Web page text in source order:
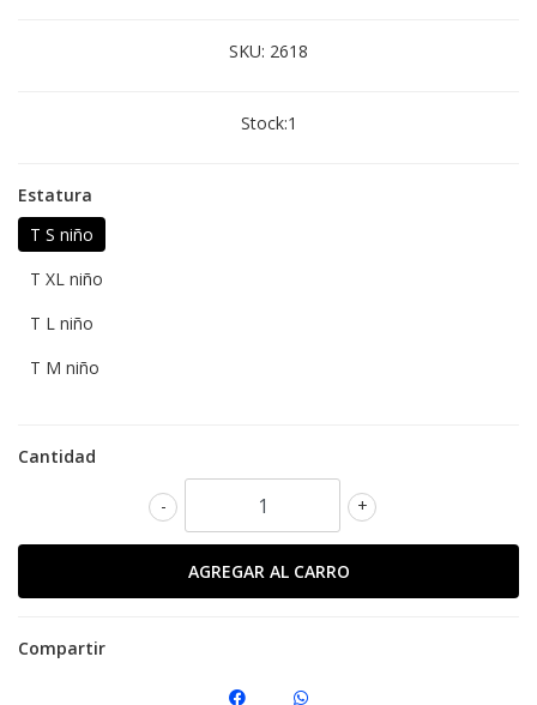
SKU: 2618
Stock:1
Estatura
T S niño
T XL niño
T L niño
T M niño
Cantidad
+
-
Compartir